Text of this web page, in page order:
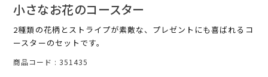
小さなお花のコースター
2種類の花柄とストライプが素敵な、プレゼントにも喜ばれるコ
ースターのセットです。
商品コード 351435